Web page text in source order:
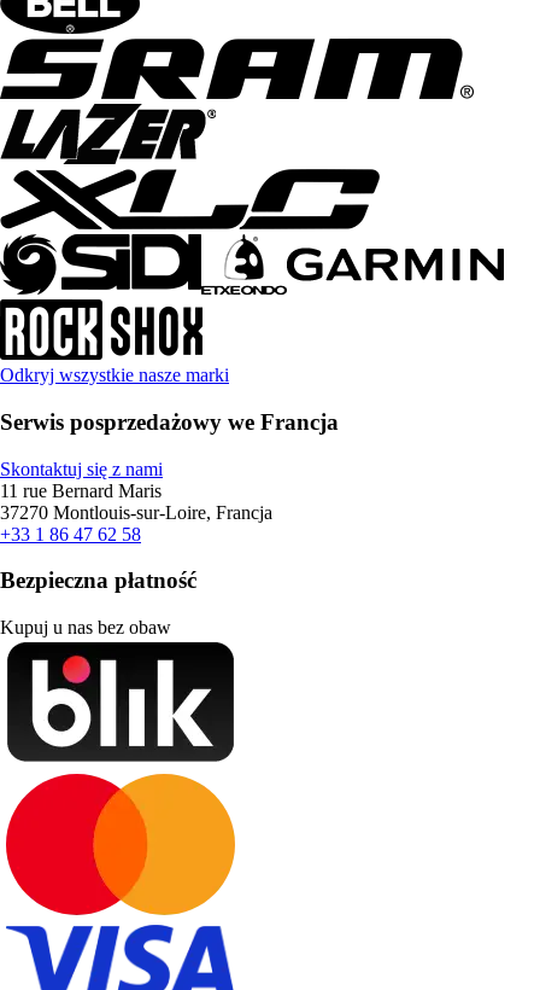
Odkryj wszystkie nasze marki
Serwis posprzedażowy we Francja
Skontaktuj się z nami
11 rue Bernard Maris
37270 Montlouis-sur-Loire, Francja
+33 1 86 47 62 58
Bezpieczna płatność
Kupuj u nas bez obaw